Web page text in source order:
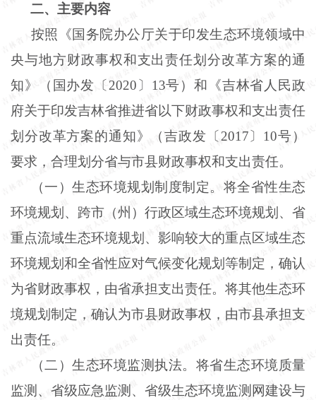
二、主要内容
按照《国务院办公厅关于印发生态环境领域中
央与地方财政事权和支出责任划分改革方案的通
知》（国办发〔2020〕13号）和《吉林省人民政
府关于印发吉林省推进省以下财政事权和支出责任
划分改革方案的通知》（吉政发〔2017〕10号）
要求，合理划分省与市县财政事权和支出责任。
（一）生态环境规划制度制定。将全省性生态
环境规划、跨市（州）行政区域生态环境规划、省
重点流域生态环境规划、影响较大的重点区域生态
环境规划和全省性应对气候变化规划等制定，确认
为省财政事权，由省承担支出责任。将其他生态环
境规划制定，确认为市县财政事权，由市县承担支
出责任。
（二）生态环境监测执法。将省生态环境质量
监测、省级应急监测、省级生态环境监测网建设与